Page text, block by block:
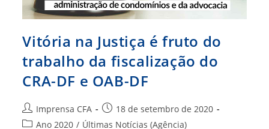
Vitória na Justiça é fruto do
trabalho da fiscalização do
CRA-DF e OAB-DF
Autor
do
Imprensa CFA
Post
publicado:
18 de setembro de 2020
Categoria
Ano 2020 / Últimas Notícias (Agência)